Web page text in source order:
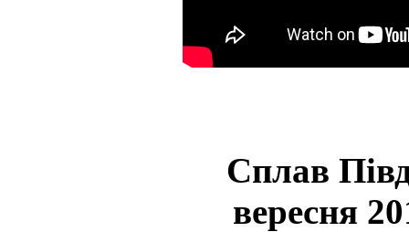
Сплав
вересня